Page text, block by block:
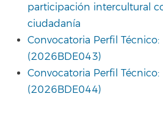
participación intercultural
ciudadanía
Convocatoria Perfil
(2026BDE043)
Convocatoria Perfil
(2026BDE044)